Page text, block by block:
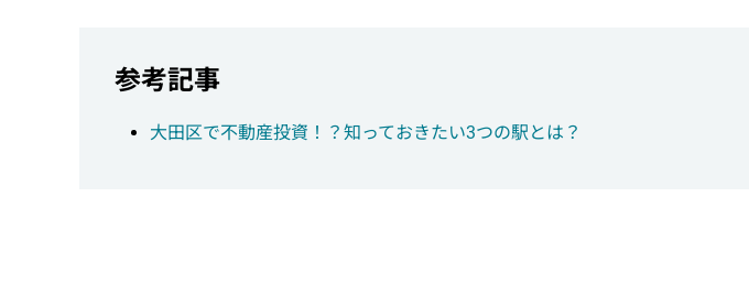
参考記事
大田区で不動産投資！？知っておきたい3つの駅とは？